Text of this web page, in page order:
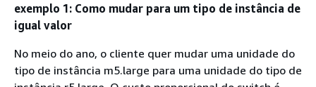
exemplo 1: Como mudar para um tipo de instância de
igual valor
No meio do ano, o cliente quer mudar uma unidade do
tipo de instância m5.large para uma unidade do tipo de